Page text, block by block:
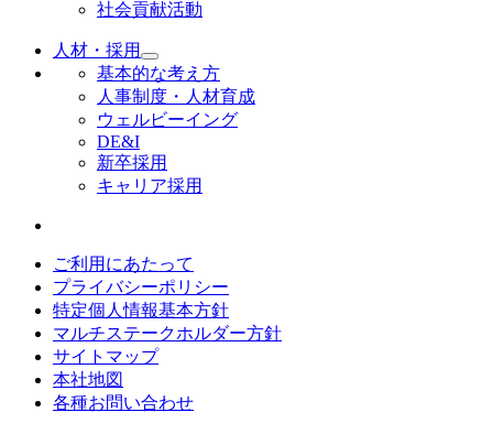
社会貢献活動
人材・採用
基本的な考え方
人事制度・人材育成
ウェルビーイング
DE&I
新卒採用
キャリア採用
ご利用にあたって
プライバシーポリシー
特定個人情報基本方針
マルチステークホルダー方針
サイトマップ
本社地図
各種お問い合わせ